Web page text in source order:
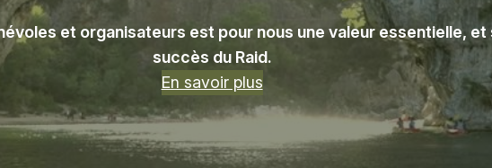
et organisateurs est pour nous une valeur essentielle, et
succès du Raid.
En savoir plus